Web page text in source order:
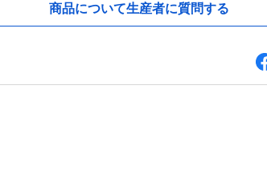
商品について生産者に質問する